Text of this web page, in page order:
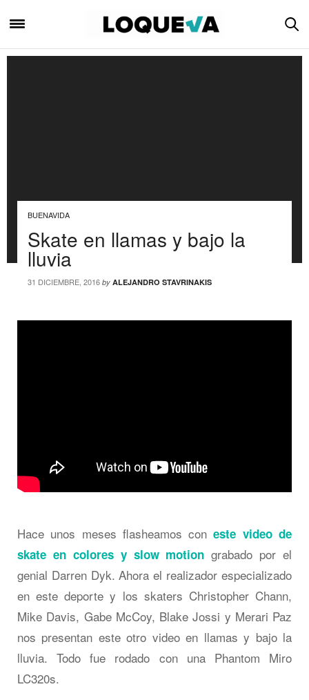
BUENAVIDA
Skate en llamas y bajo la
lluvia
31 DICIEMBRE, 2016 by ALEJANDRO STAVRINAKIS
Hace unos meses flasheamos coneste video de
skate en colores y slow motion grabado por el
genial Darren Dyk. Ahora el realizador especializado
en este deporte y los skaters Christopher Chann,
Mike Davis, Gabe McCoy, Blake Jossi y Merari Paz
nos presentan este otro video en llamas y bajo la
lluvia. Todo fue rodado con una Phantom Miro
LC320s.